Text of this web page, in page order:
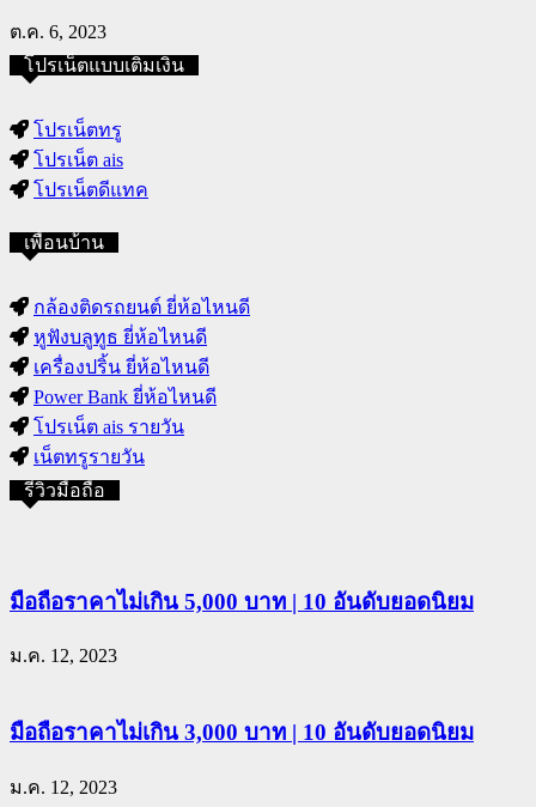
ต.ค. 6, 2023
โปรเน็ตแบบเติมเงิน
โปรเน็ตทรู
โปรเน็ต ais
โปรเน็ตดีแทค
เพื่อนบ้าน
กล้องติดรถยนต์ ยี่ห้อไหนดี
หูฟังบลูทูธ ยี่ห้อไหนดี
เครื่องปริ้น ยี่ห้อไหนดี
Power Bank ยี่ห้อไหนดี
โปรเน็ต ais รายวัน
เน็ตทรูรายวัน
รีวิวมือถือ
มือถือราคาไม่เกิน 5,000 บาท | 10 อันดับยอดนิยม
ม.ค. 12, 2023
มือถือราคาไม่เกิน 3,000 บาท | 10 อันดับยอดนิยม
ม.ค. 12, 2023